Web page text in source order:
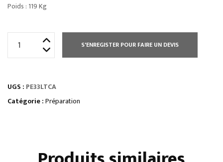
Poids : 119 Kg
L
CUVE
S'ENREGISTER POUR FAIRE UN DEVIS
UGS : PE33LTCA
Catégorie :Préparation